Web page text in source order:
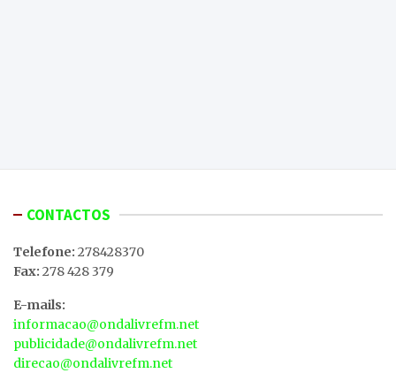
CONTACTOS
Telefone: 278428370
Fax: 278 428 379
E-mails:
informacao@ondalivrefm.net
publicidade@ondalivrefm.net
direcao@ondalivrefm.net